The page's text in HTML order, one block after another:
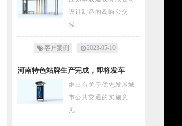
设计制造的岛屿公交
候...
客户案例 2023-05-10
河南特色站牌生产完成，即将发车
继出台关于优先发展城
市公共交通的实施意
见...